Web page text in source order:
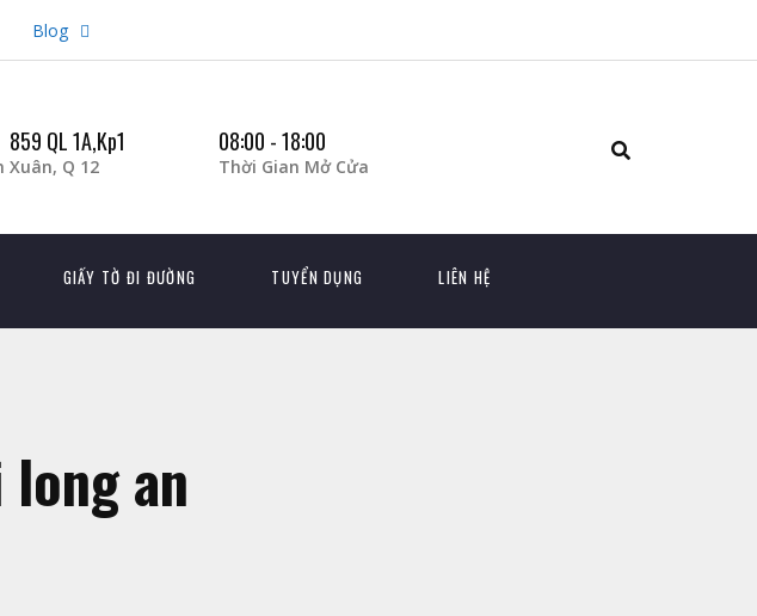
Blog
859 QL 1A,Kp1
Xuân, Q 12
08:00 - 18:00
Thời Gian Mở Cửa
GIẤY TỜ ĐI ĐƯỜNG TUYỂN DỤNG LIÊN HỆ
an